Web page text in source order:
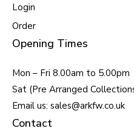
Login
Order
Opening Times
Mon – Fri 8.00am to 5.00pm
Sat (Pre Arranged
Email us: sales@arkfw.co.uk
Contact